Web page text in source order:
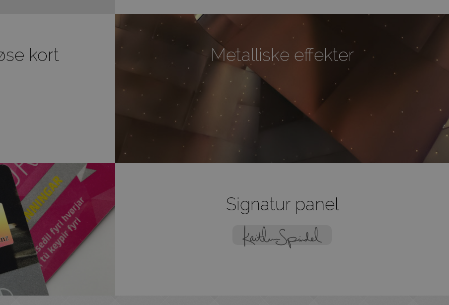
kort Metalliske effekter
Signatur panel